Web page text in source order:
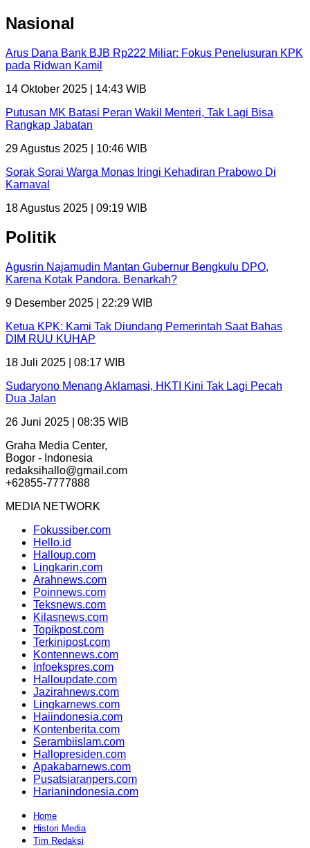
Nasional
Arus Dana Bank BJB Rp222 Miliar: Fokus Penelusuran KPK
pada Ridwan Kamil
14 Oktober 2025 | 14:43 WIB
Putusan MK Batasi Peran Wakil Menteri, Tak Lagi Bisa
Rangkap Jabatan
29 Agustus 2025 | 10:46 WIB
Sorak Sorai Warga Monas Iringi Kehadiran Prabowo Di
Karnaval
18 Agustus 2025 | 09:19 WIB
Politik
Agusrin Najamudin Mantan Gubernur Bengkulu DPO,
Karena Kotak Pandora. Benarkah?
9 Desember 2025 | 22:29 WIB
Ketua KPK: Kami Tak Diundang Pemerintah Saat Bahas
DIM RUU KUHAP
18 Juli 2025 | 08:17 WIB
Sudaryono Menang Aklamasi, HKTI Kini Tak Lagi Pecah
Dua Jalan
26 Juni 2025 | 08:35 WIB
Graha Media Center,
Bogor - Indonesia
redaksihallo@gmail.com
+62855-7777888
MEDIA NETWORK
Fokussiber.com
Hello.id
Halloup.com
Lingkarin.com
Arahnews.com
Poinnews.com
Teksnews.com
Kilasnews.com
Topikpost.com
Terkinipost.com
Kontennews.com
Infoekspres.com
Halloupdate.com
Jazirahnews.com
Lingkarnews.com
Haiindonesia.com
Kontenberita.com
Serambiislam.com
Hallopresiden.com
Apakabarnews.com
Pusatsiaranpers.com
Harianindonesia.com
Home
Histori Media
Tim Redaksi